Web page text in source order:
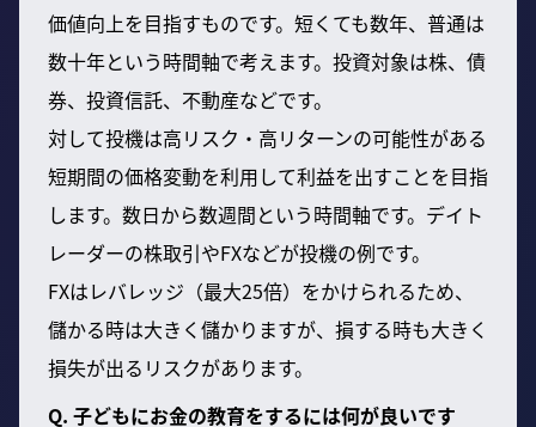
価値向上を目指すものです。短くても数年、普通は
数十年という時間軸で考えます。投資対象は株、債
券、投資信託、不動産などです。
対して投機は高リスク・高リターンの可能性がある
短期間の価格変動を利用して利益を出すことを目指
します。数日から数週間という時間軸です。デイト
レーダーの株取引やFXなどが投機の例です。
FXはレバレッジ（最大25倍）をかけられるため、
儲かる時は大きく儲かりますが、損する時も大きく
損失が出るリスクがあります。
Q. 子どもにお金の教育をするには何が良いです